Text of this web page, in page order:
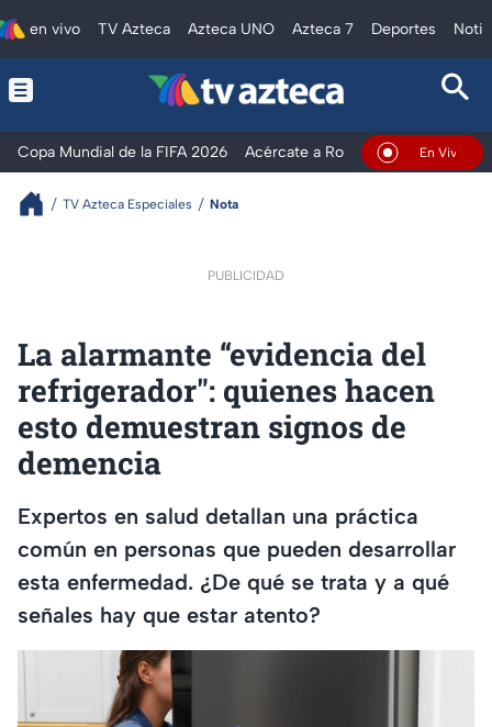
en vivo TV Azteca Azteca UNO Azteca 7 Deportes
Copa Mundial de la FIFA 2026 Acércate a Rocío Ventaneando
En Vivo
TV Azteca Especiales Nota
PUBLICIDAD
La alarmante “evidencia del
refrigerador": quienes hacen
esto demuestran signos de
demencia
Expertos en salud detallan una práctica
común en personas que pueden desarrollar
esta enfermedad. ¿De qué se trata y a qué
señales hay que estar atento?